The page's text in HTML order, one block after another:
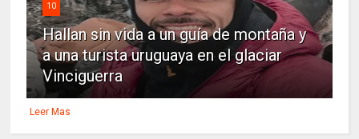
10
Hallan sin vida a un guía de montaña y
a una turista uruguaya en el glaciar
Vinciguerra
Leer Mas